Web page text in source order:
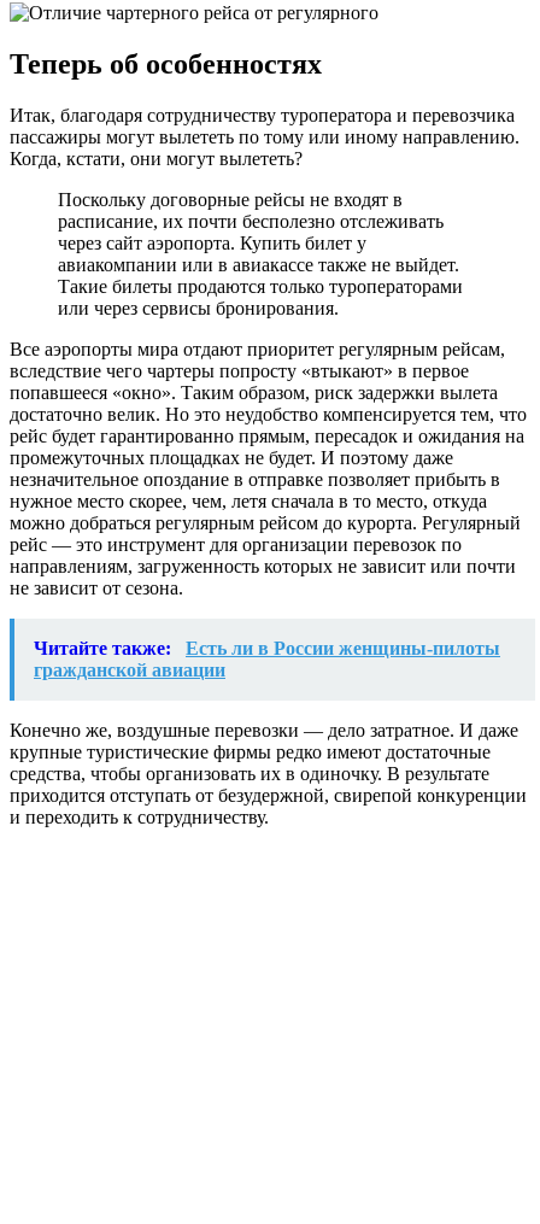
Теперь об особенностях
Итак, благодаря сотрудничеству туроператора и перевозчика
пассажиры могут вылететь по тому или иному направлению.
Когда, кстати, они могут вылететь?
Поскольку договорные рейсы не входят в
расписание, их почти бесполезно отслеживать
через сайт аэропорта. Купить билет у
авиакомпании или в авиакассе также не выйдет.
Такие билеты продаются только туроператорами
или через сервисы бронирования.
Все аэропорты мира отдают приоритет регулярным рейсам,
вследствие чего чартеры попросту «втыкают» в первое
попавшееся «окно». Таким образом, риск задержки вылета
достаточно велик. Но это неудобство компенсируется тем, что
рейс будет гарантированно прямым, пересадок и ожидания на
промежуточных площадках не будет. И поэтому даже
незначительное опоздание в отправке позволяет прибыть в
нужное место скорее, чем, летя сначала в то место, откуда
можно добраться регулярным рейсом до курорта. Регулярный
рейс — это инструмент для организации перевозок по
направлениям, загруженность которых не зависит или почти
не зависит от сезона.
Читайте также:
Есть ли в России женщины-пилоты
гражданской авиации
Конечно же, воздушные перевозки — дело затратное. И даже
крупные туристические фирмы редко имеют достаточные
средства, чтобы организовать их в одиночку. В результате
приходится отступать от безудержной, свирепой конкуренции
и переходить к сотрудничеству.